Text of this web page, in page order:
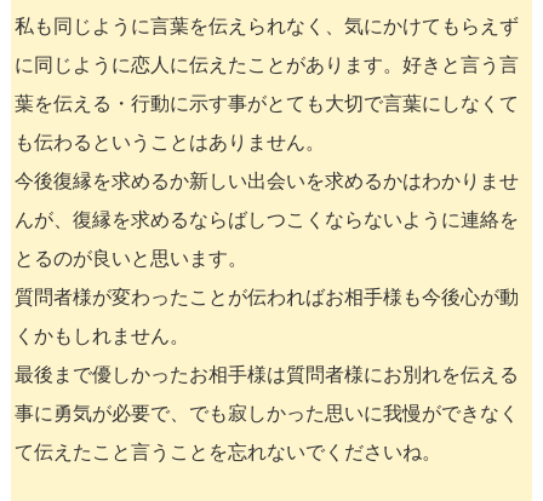
私も同じように言葉を伝えられなく、気にかけてもらえず
に同じように恋人に伝えたことがあります。好きと言う言
葉を伝える・行動に示す事がとても大切で言葉にしなくて
も伝わるということはありません。
今後復縁を求めるか新しい出会いを求めるかはわかりませ
んが、復縁を求めるならばしつこくならないように連絡を
とるのが良いと思います。
質問者様が変わったことが伝わればお相手様も今後心が動
くかもしれません。
最後まで優しかったお相手様は質問者様にお別れを伝える
事に勇気が必要で、でも寂しかった思いに我慢ができなく
て伝えたこと言うことを忘れないでくださいね。